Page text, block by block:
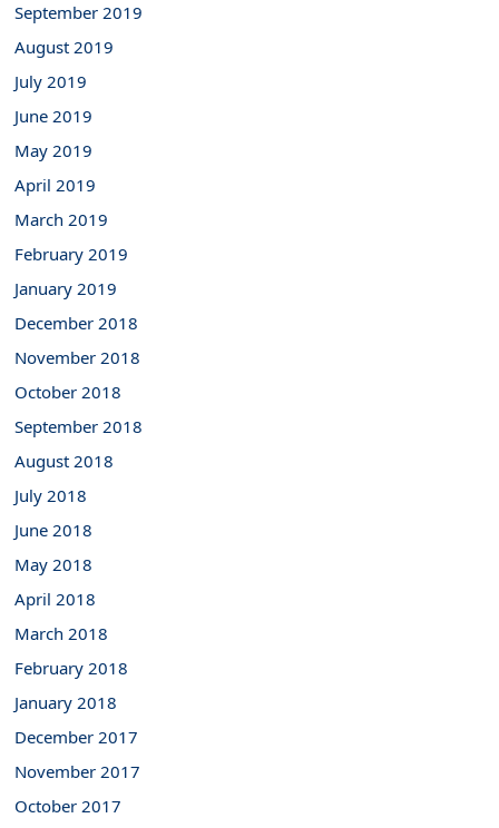
September 2019
August 2019
July 2019
June 2019
May 2019
April 2019
March 2019
February 2019
January 2019
December 2018
November 2018
October 2018
September 2018
August 2018
July 2018
June 2018
May 2018
April 2018
March 2018
February 2018
January 2018
December 2017
November 2017
October 2017